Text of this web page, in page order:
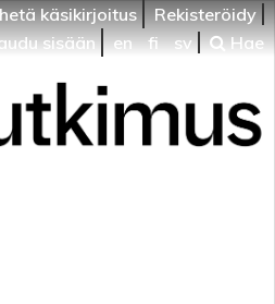
käsikirjoitus
Rekisteröidy
sisään
en fi sv Hae